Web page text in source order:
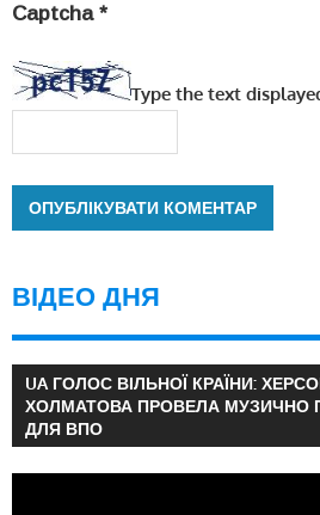
Captcha *
Type the text
ВІДЕО ДНЯ
UA ГОЛОС ВІЛЬНОЇ КРАЇНИ:
ХОЛМАТОВА ПРОВЕЛА МУЗИЧНО
ДЛЯ ВПО